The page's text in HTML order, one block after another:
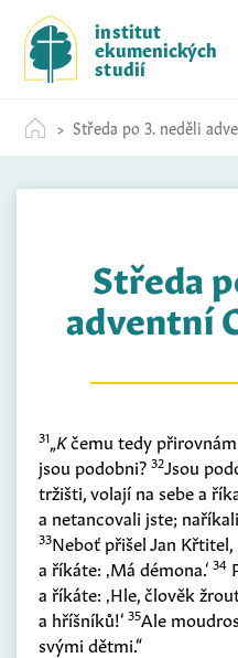
c
institut
ekumenických
studií
Středa po 3. neděli
Středa
adventní
31„Kčemu tedy
jsou podobni? 32Jsou
tržišti, volají na sebe a
a netancovali jste;
33Neboť přišel Jan
a říkáte: ‚Má démona.‘ 34
a říkáte: ‚Hle, člověk
a hříšníků!‘ 35Ale
svými dětmi.“